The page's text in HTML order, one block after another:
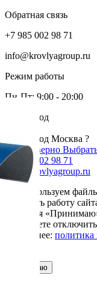
Обратная связь
+7 985 002 98 71
info@krovlyagroup.ru
Режим работы
Пн-Пт: 9:00 - 20:00
Ваш город
Ваш город Москва ?
Да, все верно
+7 985 002 98 71
info@krovlyagroup.ru
Мы используем
улучшить работу
Нажимая
Вы можете
Подробнее: политика
Принимаю